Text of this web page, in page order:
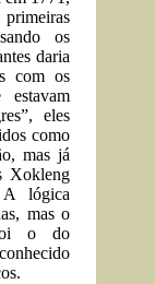
os
daria
com os
eles
como
mas já
Xokleng
A lógica
mas o
foi o do